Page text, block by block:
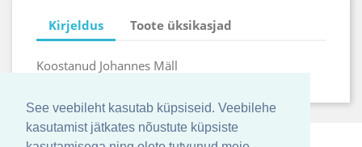
See veebileht kasutab küpsiseid. Veebilehe
kasutamist jätkates nõustute küpsiste
Kirjeldus Toote üksikasjad
Koostanud Johannes Mäll